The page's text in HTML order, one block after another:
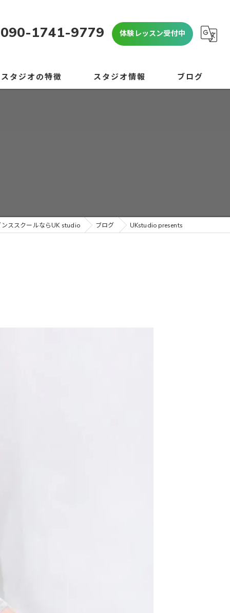
090-1741-9779 体験レッスン受付中
スタジオの特徴 スタジオ情報 ブログ
ンススクールならUK studio ブログ UKstudio presents